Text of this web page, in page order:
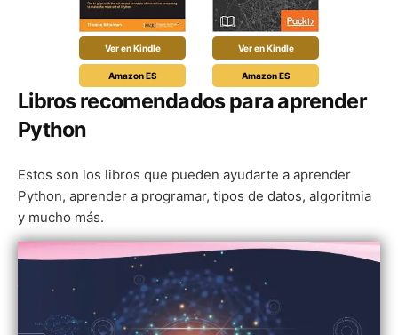
Ver en Kindle
Amazon ES
Ver en Kindle
Amazon ES
Libros recomendados para aprender
Python
Estos son los libros que pueden ayudarte a aprender
Python, aprender a programar, tipos de datos, algoritmia
y mucho más.